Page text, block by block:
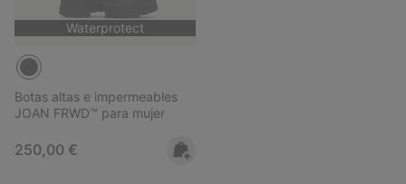
Waterprotect
Botas altas e impermeables
JOAN FRWD™ para mujer
Regular price:
250,00 €